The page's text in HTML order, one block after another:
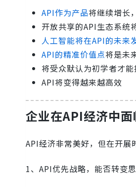
API作为产品将继续增长，
开放共享的API生态系统
人工智能将在API的未来
API的精准价值点将是未
将受众默认为初学者才
API将变得越来越高效
企业在API经济中
API经济非常美好，但在开展
1、API优先战略，能否转变